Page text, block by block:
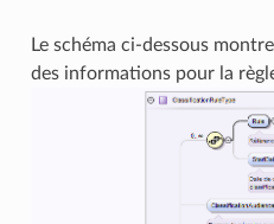
Le schéma ci-dessous
des informations pour la